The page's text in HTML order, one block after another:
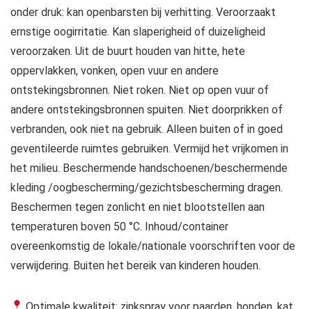
onder druk: kan openbarsten bij verhitting. Veroorzaakt
ernstige oogirritatie. Kan slaperigheid of duizeligheid
veroorzaken. Uit de buurt houden van hitte, hete
oppervlakken, vonken, open vuur en andere
ontstekingsbronnen. Niet roken. Niet op open vuur of
andere ontstekingsbronnen spuiten. Niet doorprikken of
verbranden, ook niet na gebruik. Alleen buiten of in goed
geventileerde ruimtes gebruiken. Vermijd het vrijkomen in
het milieu. Beschermende handschoenen/beschermende
kleding /oogbescherming/gezichtsbescherming dragen.
Beschermen tegen zonlicht en niet blootstellen aan
temperaturen boven 50 °C. Inhoud/container
overeenkomstig de lokale/nationale voorschriften voor de
verwijdering. Buiten het bereik van kinderen houden.
Optimale kwaliteit: zinkspray voor paarden, honden, kat,